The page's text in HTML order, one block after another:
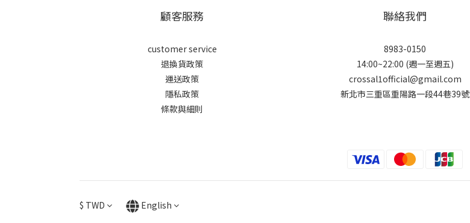
顧客服務
customer service
退換貨政策
運送政策
隱私政策
條款與細則
聯絡我們
8983-0150
14:00~22:00 (週一至週五)
crossal1official@gmail.com
新北市三重區重陽路一段44巷39號
$ TWD English